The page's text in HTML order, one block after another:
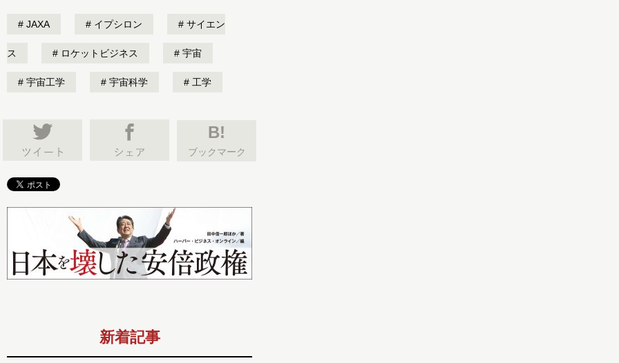
JAXA イプシロン サイエン
ス ロケットビジネス 宇宙
宇宙工学 宇宙科学 工学
B!
ブックマーク
新着記事